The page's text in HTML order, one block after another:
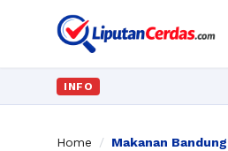
INFO
Home / Makanan Bandung